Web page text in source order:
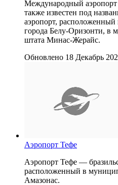
Международный
также известен под
аэропорт, расположенный
города Белу-Оризонти, в
штата Минас-Жерайс.
Обновлено 18 Декабрь
Аэропорт Тефе
Аэропорт Тефе —
расположенный в
Амазонас.